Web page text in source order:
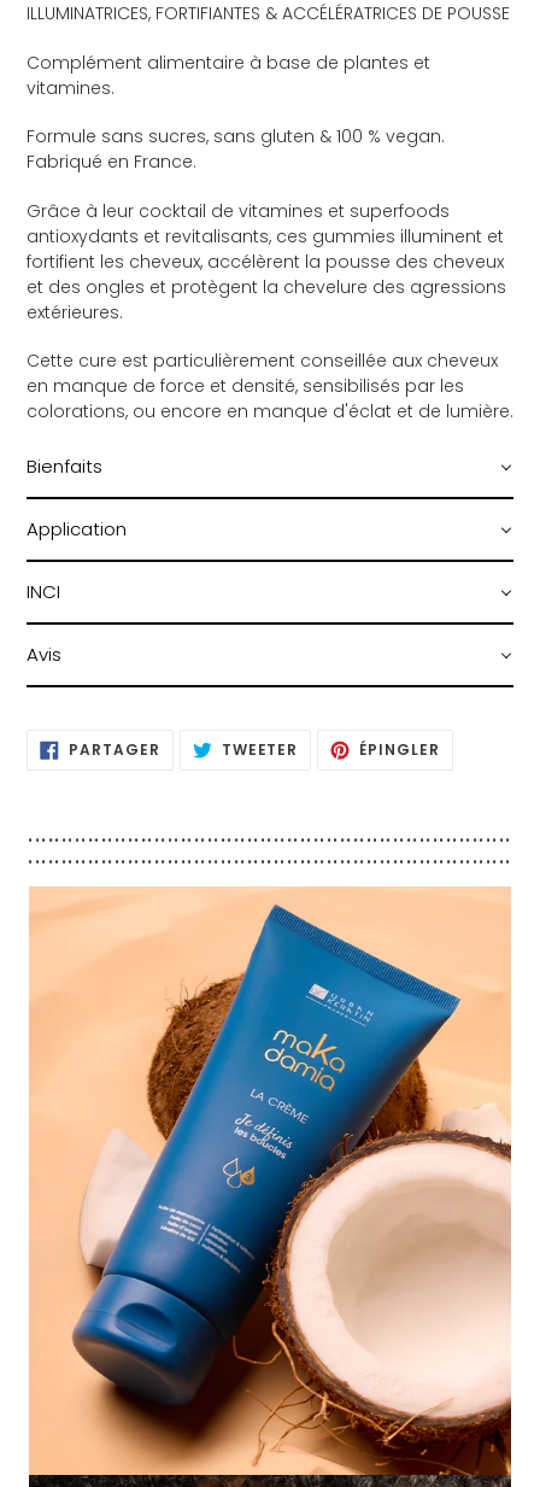
ILLUMINATRICES, FORTIFIANTES & ACCÉLÉRATRICES DE POUSSE
Complément alimentaire à base de plantes et
vitamines.
Formule sans sucres, sans gluten & 100 % vegan.
Fabriqué en France.
Grâce à leur cocktail de vitamines et superfoods
antioxydants et revitalisants, ces gummies illuminent et
fortifient les cheveux, accélèrent la pousse des cheveux
et des ongles et protègent la chevelure des agressions
extérieures.
Cette cure est particulièrement conseillée aux cheveux
en manque de force et densité, sensibilisés par les
colorations, ou encore en manque d'éclat et de lumière.
Bienfaits
Application
INCI
Avis
PARTAGER PARTAGERTWEETER TWEETER
SUR
ÉPINGLER
.........................................................................
.........................................................................